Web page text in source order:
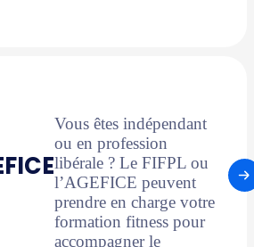
Vous êtes indépendant
ou en profession
libérale ? Le FIFPL ou
l’AGEFICE peuvent
prendre en charge votre
formation fitness pour
accompagner le